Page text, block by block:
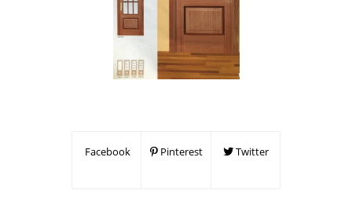
Facebook Pinterest Twitter